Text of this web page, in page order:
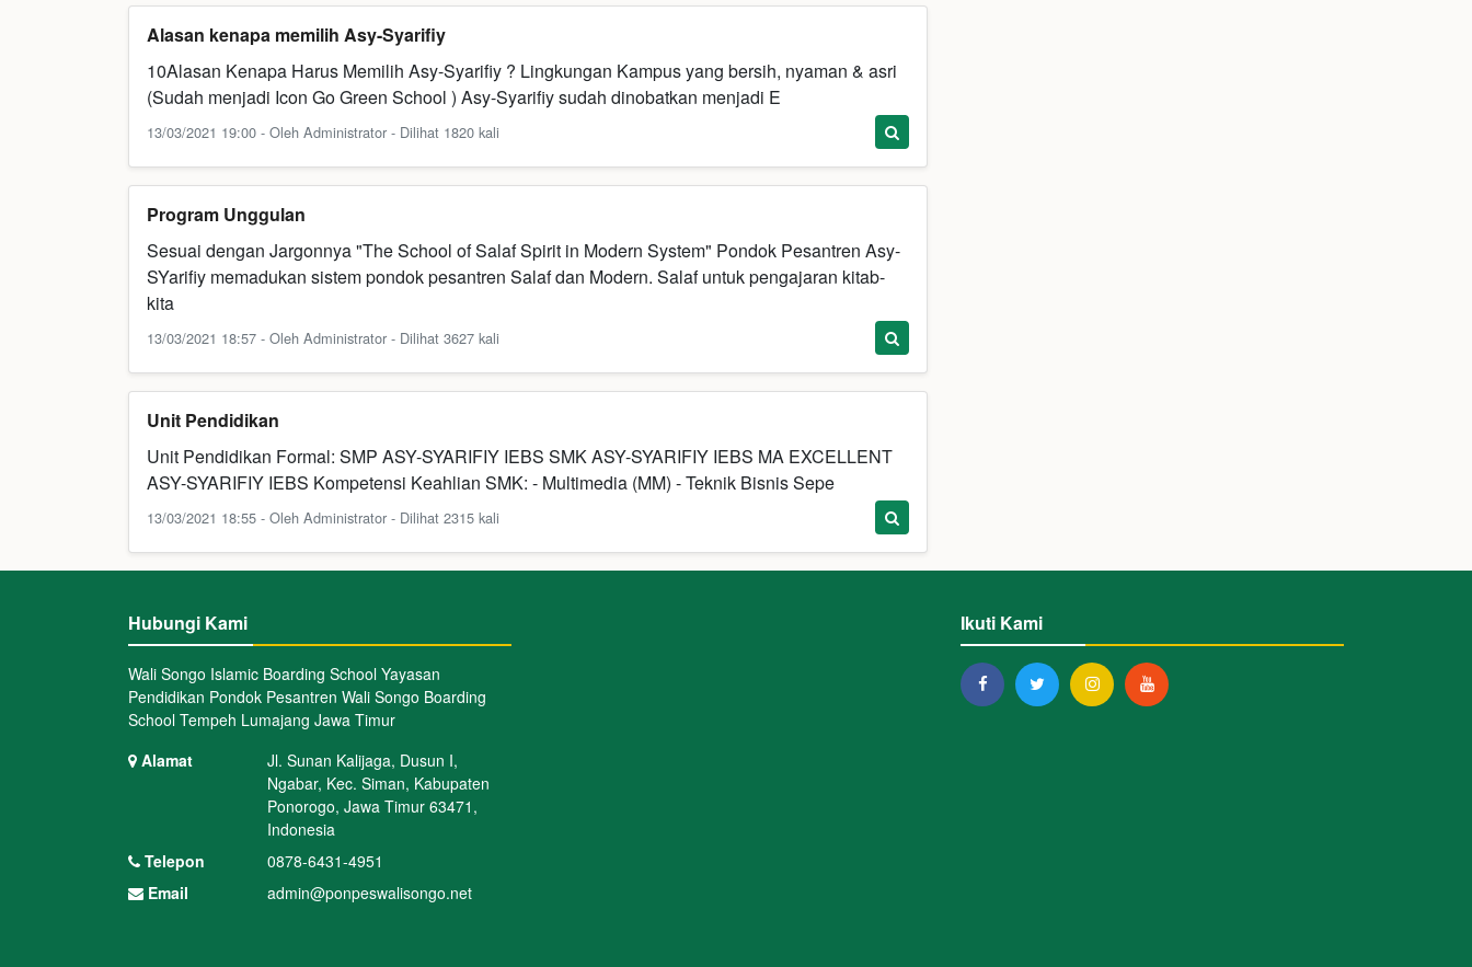
Alasan kenapa memilih Asy-Syarifiy
10Alasan Kenapa Harus Memilih Asy-Syarifiy ? Lingkungan Kampus yang bersih, nyaman & asri
(Sudah menjadi Icon Go Green School ) Asy-Syarifiy sudah dinobatkan menjadi E
13/03/2021 19:00 - Oleh Administrator - Dilihat 1820 kali
Program Unggulan
Sesuai dengan Jargonnya "The School of Salaf Spirit in Modern System" Pondok Pesantren Asy-
SYarifiy memadukan sistem pondok pesantren Salaf dan Modern. Salaf untuk pengajaran kitab-
kita
13/03/2021 18:57 - Oleh Administrator - Dilihat 3627 kali
Unit Pendidikan
Unit Pendidikan Formal: SMP ASY-SYARIFIY IEBS SMK ASY-SYARIFIY IEBS MA EXCELLENT
ASY-SYARIFIY IEBS Kompetensi Keahlian SMK: - Multimedia (MM) - Teknik Bisnis Sepe
13/03/2021 18:55 - Oleh Administrator - Dilihat 2315 kali
Hubungi Kami
Wali Songo Islamic Boarding School Yayasan
Pendidikan Pondok Pesantren Wali Songo Boarding
School Tempeh Lumajang Jawa Timur
Alamat
Jl. Sunan Kalijaga, Dusun I,
Ngabar, Kec. Siman, Kabupaten
Ponorogo, Jawa Timur 63471,
Indonesia
Telepon
0878-6431-4951
Email
admin@ponpeswalisongo.net
Ikuti Kami